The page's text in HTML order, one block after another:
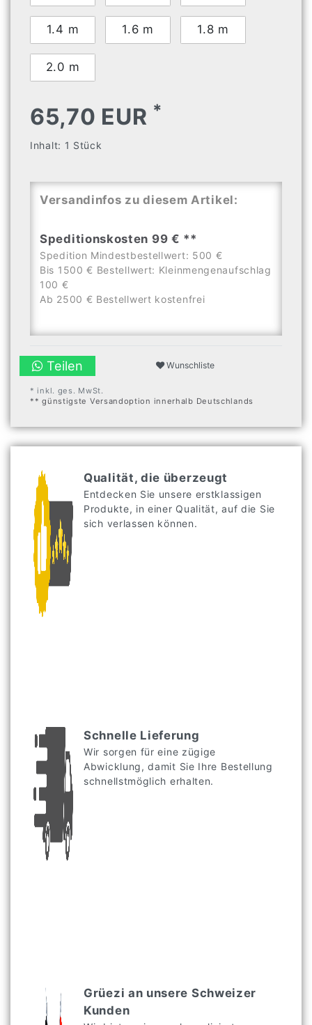
1.4 m 1.6 m 1.8 m
2.0 m
65,70 EUR *
Inhalt: 1 Stück
Versandinfos zu diesem Artikel:
Speditionskosten 99 € **
Spedition Mindestbestellwert: 500 €
Bis 1500 € Bestellwert: Kleinmengenaufschlag
100 €
Ab 2500 € Bestellwert kostenfrei
Teilen Wunschliste
* inkl. ges. MwSt.
** günstigste Versandoption innerhalb Deutschlands
Qualität, die überzeugt
Entdecken Sie unsere erstklassigen
Produkte, in einer Qualität, auf die Sie
sich verlassen können.
Schnelle Lieferung
Wir sorgen für eine zügige
Abwicklung, damit Sie Ihre Bestellung
schnellstmöglich erhalten.
Grüezi an unsere Schweizer
Kunden